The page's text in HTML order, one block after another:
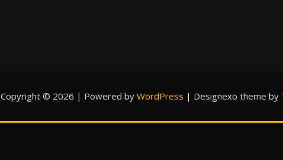
Copyright © 2026 | Powered by WordPress | Designexo theme by